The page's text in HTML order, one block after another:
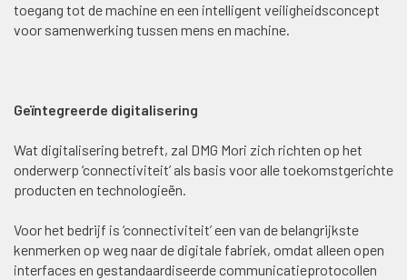
toegang tot de machine en een intelligent veiligheidsconcept
voor samenwerking tussen mens en machine.
Geïntegreerde digitalisering
Wat digitalisering betreft, zal DMG Mori zich richten op het
onderwerp ‘connectiviteit’ als basis voor alle toekomstgerichte
producten en technologieën.
Voor het bedrijf is ‘connectiviteit’ een van de belangrijkste
kenmerken op weg naar de digitale fabriek, omdat alleen open
interfaces en gestandaardiseerde communicatieprotocollen